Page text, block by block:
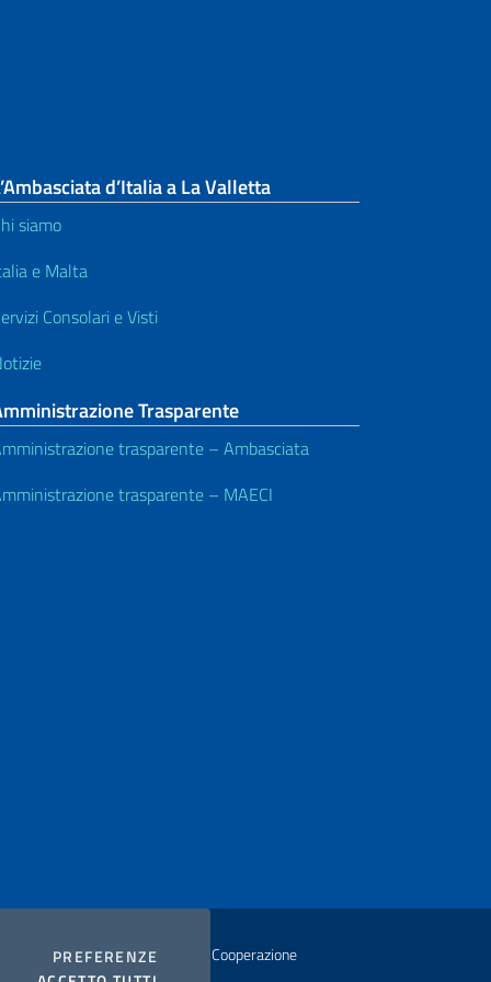
PREFERENZE COOKIES
d’Italia a La Valletta
siamo
e Malta
Consolari e Visti
Trasparente
trasparente – Ambasciata
trasparente – MAECI
degli Affari Esteri e della Cooperazione